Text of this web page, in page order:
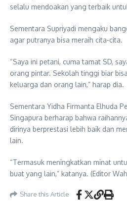
selalu mendoakan yang terbaik
Sementara Supriyadi mengaku
agar putranya bisa meraih cita-cita.
“Saya ini petani, cuma tamat SD,
orang pintar. Sekolah tinggi biar
keluarga dan orang lain,” harap dia.
Sementara Yidha Firmanta Elhuda
Singapura berharap bahwa
dirinya berprestasi lebih baik dan
lain.
“Termasuk meningkatkan minat
buat yang lain,” katanya. (Editor
Share this Article